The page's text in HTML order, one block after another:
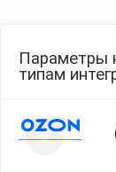
Параметры
типам